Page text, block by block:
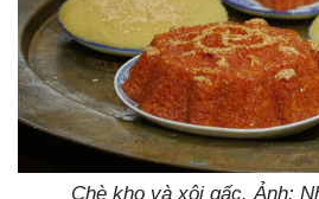
Chè kho và xôi gấc. Ảnh: